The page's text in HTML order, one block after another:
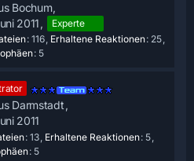
Bochum
2011
Experte
116 Erhaltene Reaktionen 25
5
Darmstadt
2011
13 Erhaltene Reaktionen 5
5